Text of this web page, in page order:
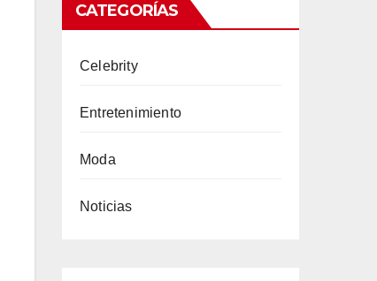
CATEGORÍAS
Celebrity
Entretenimiento
Moda
Noticias